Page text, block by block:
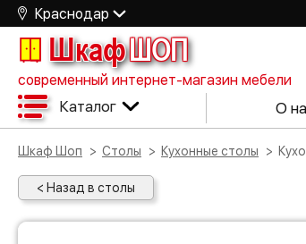
Краснодар
ШкафШОП
современный интернет-магазин мебели
Каталог О
Шкаф Шоп Столы Кухонные столы
< Назад в столы